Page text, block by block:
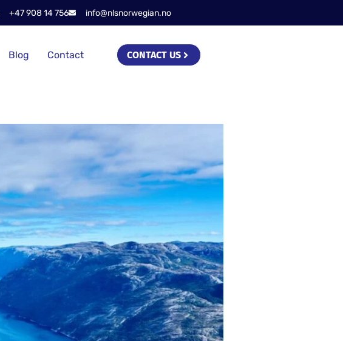
+47 908 14 756 info@nlsnorwegian.no
Blog Contact CONTACT US